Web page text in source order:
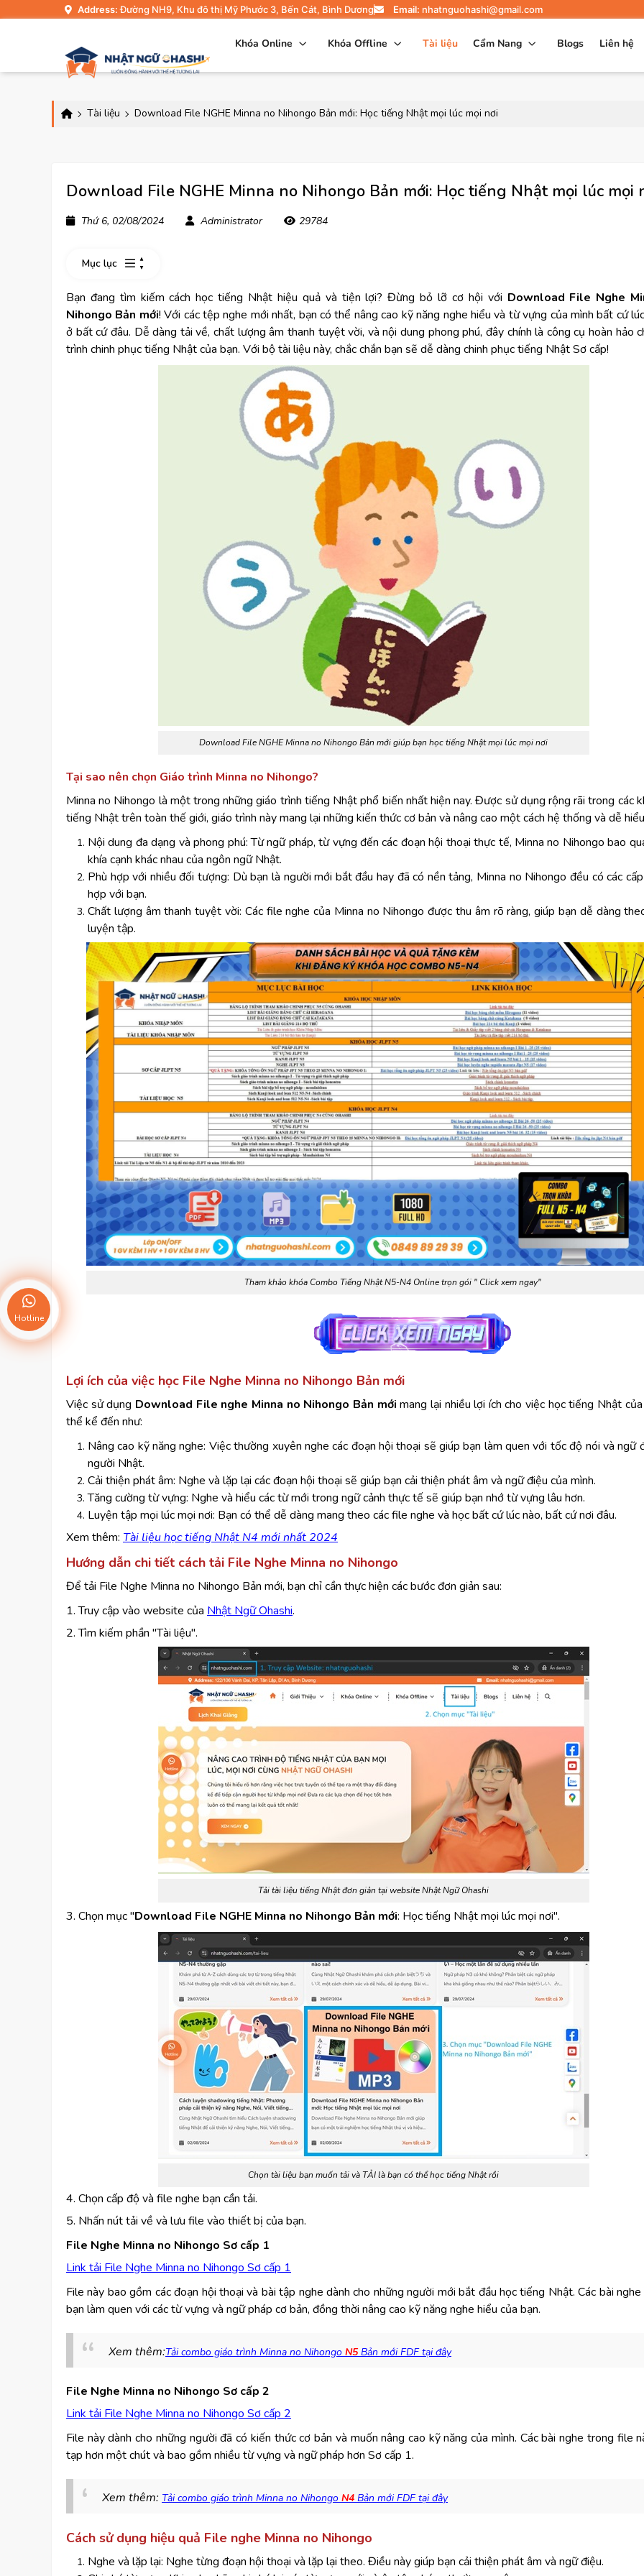
Address:Đường NH9, Khu đô thị Mỹ Phước 3, Bến Cát, Bình Dương Email: nhatnguohashi@gmail.com
Khóa Online Khóa Offline Tài liệu Cẩm Nang Blogs Liên hệ
Tài liệu Download File NGHE Minna no Nihongo Bản mới: Học tiếng Nhật mọi lúc mọi nơi
Download File NGHE Minna no Nihongo Bản mới: Học tiếng Nhật mọi lúc mọi
Thứ 6, 02/08/2024 Administrator 29784
Mục lục
Bạn đang tìm kiếm cách học tiếng Nhật hiệu quả và tiện lợi? Đừng bỏ lỡ cơ hội với Download File Nghe
Nihongo Bản mới! Với các tệp nghe mới nhất, bạn có thể nâng cao kỹ năng nghe hiểu và từ vựng của mình bất cứ
ở bất cứ đâu. Dễ dàng tải về, chất lượng âm thanh tuyệt vời, và nội dung phong phú, đây chính là công cụ hoàn hảo
trình chinh phục tiếng Nhật của bạn. Với bộ tài liệu này, chắc chắn bạn sẽ dễ dàng chinh phục tiếng Nhật Sơ cấp!
Download File NGHE Minna no Nihongo Bản mới giúp bạn học tiếng Nhật mọi lúc mọi nơi
Tại sao nên chọn Giáo trình Minna no Nihongo?
Minna no Nihongo là một trong những giáo trình tiếng Nhật phổ biến nhất hiện nay. Được sử dụng rộng rãi trong các
tiếng Nhật trên toàn thế giới, giáo trình này mang lại những kiến thức cơ bản và nâng cao một cách hệ thống và dễ
Nội dung đa dạng và phong phú: Từ ngữ pháp, từ vựng đến các đoạn hội thoại thực tế, Minna no Nihongo bao
khía cạnh khác nhau của ngôn ngữ Nhật.
Phù hợp với nhiều đối tượng: Dù bạn là người mới bắt đầu hay đã có nền tảng, Minna no Nihongo đều có các
hợp với bạn.
Chất lượng âm thanh tuyệt vời: Các file nghe của Minna no Nihongo được thu âm rõ ràng, giúp bạn dễ dàng
luyện tập.
Tham khảo khóa Combo Tiếng Nhật N5-N4 Online trọn gói " Click xem ngay"
Lợi ích của việc học File Nghe Minna no Nihongo Bản mới
Việc sử dụng Download File nghe Minna no Nihongo Bản mới mang lại nhiều lợi ích cho việc học tiếng Nhật
thể kể đến như:
Nâng cao kỹ năng nghe: Việc thường xuyên nghe các đoạn hội thoại sẽ giúp bạn làm quen với tốc độ nói và ngữ
người Nhật.
Cải thiện phát âm: Nghe và lặp lại các đoạn hội thoại sẽ giúp bạn cải thiện phát âm và ngữ điệu của mình.
Tăng cường từ vựng: Nghe và hiểu các từ mới trong ngữ cảnh thực tế sẽ giúp bạn nhớ từ vựng lâu hơn.
Luyện tập mọi lúc mọi nơi: Bạn có thể dễ dàng mang theo các file nghe và học bất cứ lúc nào, bất cứ nơi đâu.
Xem thêm: Tài liệu học tiếng Nhật N4 mới nhất 2024
Hướng dẫn chi tiết cách tải File Nghe Minna no Nihongo
Để tải File Nghe Minna no Nihongo Bản mới, bạn chỉ cần thực hiện các bước đơn giản sau:
1. Truy cập vào website của Nhật Ngữ Ohashi.
2. Tìm kiếm phần "Tài liệu".
Tải tài liệu tiếng Nhật đơn giản tại website Nhật Ngữ Ohashi
3. Chọn mục "Download File NGHE Minna no Nihongo Bản mới: Học tiếng Nhật mọi lúc mọi nơi".
Chọn tài liệu bạn muốn tải và TẢI là bạn có thể học tiếng Nhật rồi
4. Chọn cấp độ và file nghe bạn cần tải.
5. Nhấn nút tải về và lưu file vào thiết bị của bạn.
File Nghe Minna no Nihongo Sơ cấp 1
Link tải File Nghe Minna no Nihongo Sơ cấp 1
File này bao gồm các đoạn hội thoại và bài tập nghe dành cho những người mới bắt đầu học tiếng Nhật. Các bài
bạn làm quen với các từ vựng và ngữ pháp cơ bản, đồng thời nâng cao kỹ năng nghe hiểu của bạn.
Xem thêm:Tải combo giáo trình Minna no Nihongo N5Bản mới FDF tại đây
File Nghe Minna no Nihongo Sơ cấp 2
Link tải File Nghe Minna no Nihongo Sơ cấp 2
File này dành cho những người đã có kiến thức cơ bản và muốn nâng cao kỹ năng của mình. Các bài nghe trong file
tạp hơn một chút và bao gồm nhiều từ vựng và ngữ pháp hơn Sơ cấp 1.
Xem thêm: Tải combo giáo trình Minna no Nihongo N4 Bản mới FDF tại đây
Cách sử dụng hiệu quả File nghe Minna no Nihongo
Nghe và lặp lại: Nghe từng đoạn hội thoại và lặp lại theo. Điều này giúp bạn cải thiện phát âm và ngữ điệu.
Hotline